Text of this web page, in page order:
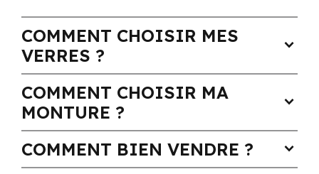
COMMENT CHOISIR MES
VERRES ?
expand_more
COMMENT CHOISIR MA
MONTURE ?
expand_more
COMMENT BIEN VENDRE ? expand_more